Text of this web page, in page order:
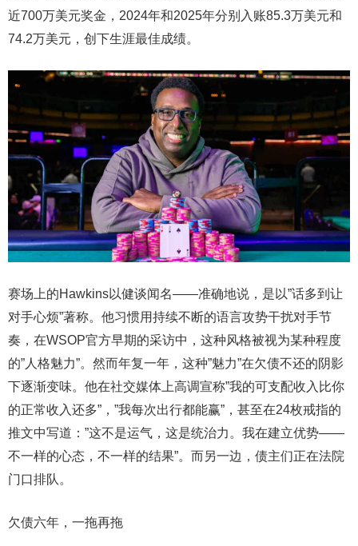
近700万美元奖金，2024年和2025年分别入账85.3万美元和
74.2万美元，创下生涯最佳成绩。
赛场上的Hawkins以健谈闻名——准确地说，是以”话多到让
对手心烦”著称。他习惯用持续不断的语言攻势干扰对手节
奏，在WSOP官方早期的采访中，这种风格被视为某种程度
的”人格魅力”。然而年复一年，这种”魅力”在欠债不还的阴影
下逐渐变味。他在社交媒体上高调宣称”我的可支配收入比你
的正常收入还多”，”我每次出行都能赢”，甚至在24枚戒指的
推文中写道：”这不是运气，这是统治力。我在建立优势——
不一样的心态，不一样的结果”。而另一边，债主们正在法院
门口排队。
欠债六年，一拖再拖